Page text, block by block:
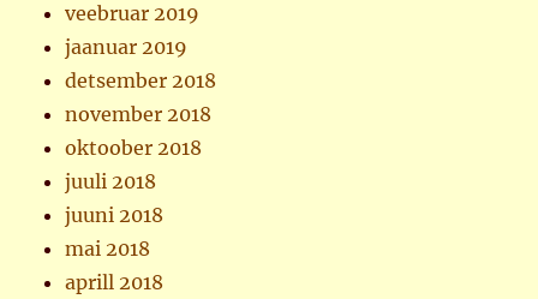
veebruar 2019
jaanuar 2019
detsember 2018
november 2018
oktoober 2018
juuli 2018
juuni 2018
mai 2018
aprill 2018